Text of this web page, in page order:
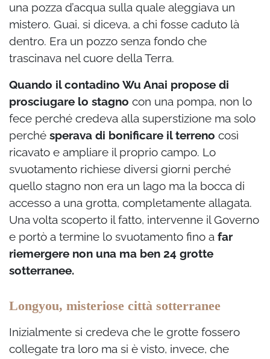
una pozza d’acqua sulla quale aleggiava un
mistero. Guai, si diceva, a chi fosse caduto là
dentro. Era un pozzo senza fondo che
trascinava nel cuore della Terra.
Quando il contadino Wu Anai propose di
prosciugare lo stagno con una pompa, non lo
fece perché credeva alla superstizione ma solo
perché sperava di bonificare il terreno così
ricavato e ampliare il proprio campo. Lo
svuotamento richiese diversi giorni perché
quello stagno non era un lago ma la bocca di
accesso a una grotta, completamente allagata.
Una volta scoperto il fatto, intervenne il Governo
e portò a termine lo svuotamento fino a far
riemergere non una ma ben 24 grotte
sotterranee.
Longyou, misteriose città sotterranee
Inizialmente si credeva che le grotte fossero
collegate tra loro ma si è visto, invece, che